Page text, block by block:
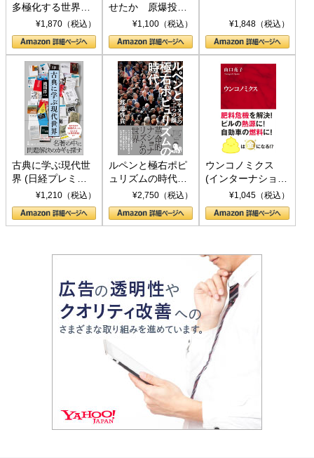
多極化する世界：
トランプとBRICS
の挑戦
¥1,870（税込）
せたか 原爆投
下、ソ連参戦、そ
して聖断 (PHP新
書)
¥1,100（税込） ¥1,848（税込）
古典に学ぶ現代世
界 (日経プレミア
シリーズ)¥1,210（税込）
ルペンと極右ポピ
ュリズムの時代：
〈ヤヌス〉の二つ
の顔
¥2,750（税込）
ウンコノミクス
(インターナショナ
ル新書)¥1,045（税込）